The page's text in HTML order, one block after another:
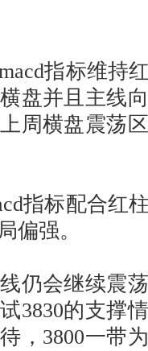
指标维持
盘并且主线
周横盘震荡
标配合红
偏强。
会继续震荡
3830的支撑
，3800一带